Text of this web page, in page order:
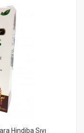
Hindiba Sıvı